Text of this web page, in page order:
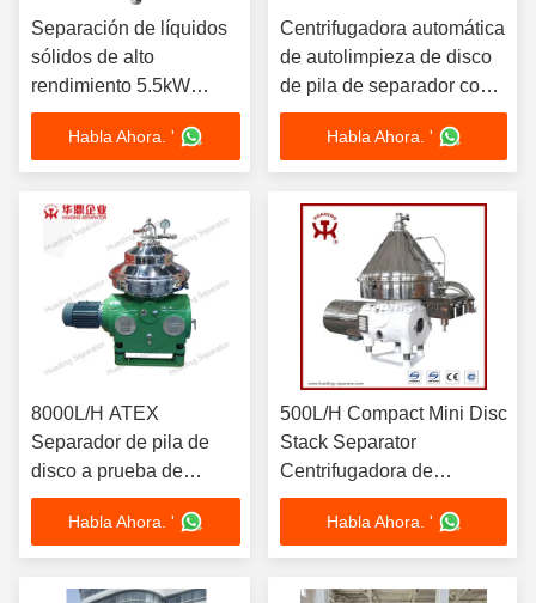
Separación de líquidos
sólidos de alto
rendimiento 5.5kW
Motor SS304 Bowl
Certificado CE
Habla Ahora. '
Centrifugadora automática
de autolimpieza de disco
de pila de separador con
control PLC 380V 7.5kW
Sistema de descarga de
lodo
Habla Ahora. '
8000L/H ATEX
Separador de pila de
disco a prueba de
explosión
Centrifugadora SS316L
de grado farmacéutico
de gas apretado 11kW
Habla Ahora. '
500L/H Compact Mini Disc
Stack Separator
Centrifugadora de
laboratorio Prueba piloto a
escala con motor de una
sola fase de 220V de 1,5
kW
Habla Ahora. '